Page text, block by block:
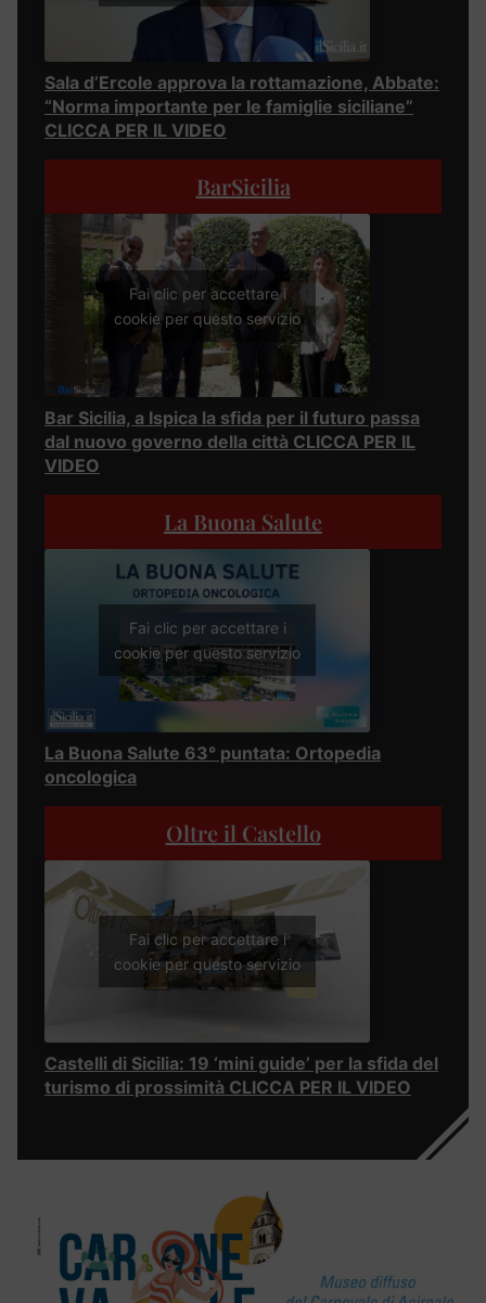
Sala d’Ercole approva la rottamazione, Abbate:
“Norma importante per le famiglie siciliane”
CLICCA PER IL VIDEO
BarSicilia
Fai clic per accettare i
cookie per questo servizio
Bar Sicilia, a Ispica la sfida per il futuro passa
dal nuovo governo della città CLICCA PER IL
VIDEO
La Buona Salute
Fai clic per accettare i
cookie per questo servizio
La Buona Salute 63° puntata: Ortopedia
oncologica
Oltre il Castello
Fai clic per accettare i
cookie per questo servizio
Castelli di Sicilia: 19 ‘mini guide’ per la sfida del
turismo di prossimità CLICCA PER IL VIDEO